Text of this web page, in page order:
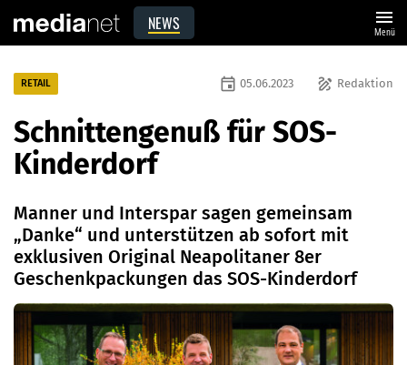
NEWS menu
Menü
RETAIL draw Redaktion
event 05.06.2023
Schnittengenuß für SOS-
Kinderdorf
Manner und Interspar sagen gemeinsam
„Danke“ und unterstützen ab sofort mit
exklusiven Original Neapolitaner 8er
Geschenkpackungen das SOS-Kinderdorf